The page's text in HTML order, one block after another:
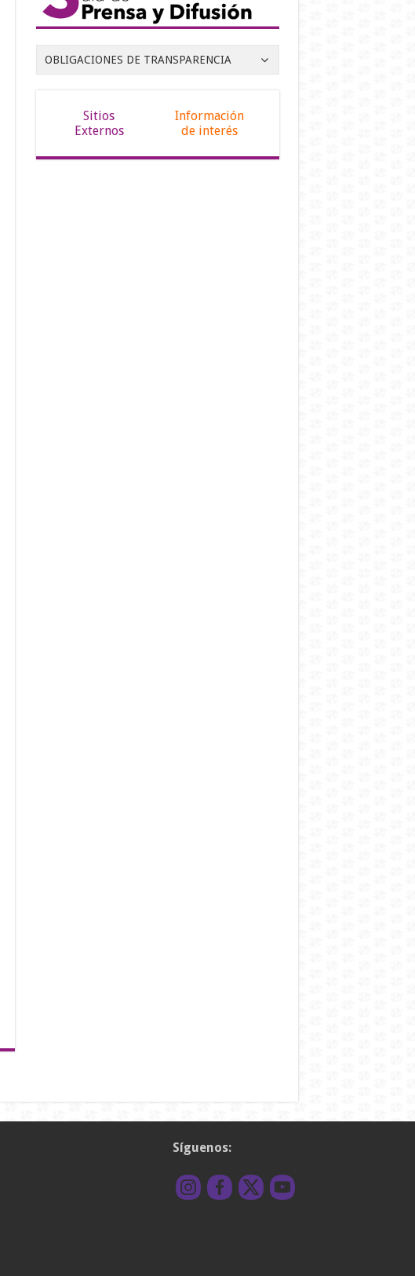
OBLIGACIONES DE TRANSPARENCIA
Sitios
Externos
Información
de interés
Síguenos: